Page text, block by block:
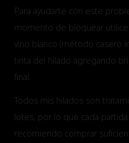
Para ayudarte con este
momento de bloquear
vino blanco (método casero
tinta del hilado agregando
final.
Todos mis hilados son
lotes, por lo que cada
recomiendo comprar